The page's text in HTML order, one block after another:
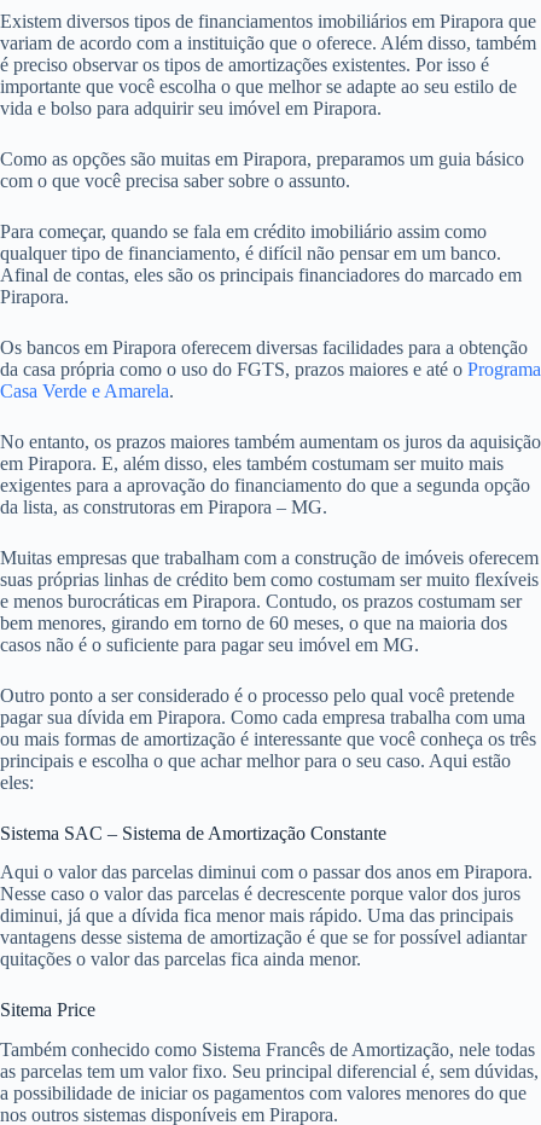
Existem diversos tipos de financiamentos imobiliários em Pirapora que
variam de acordo com a instituição que o oferece. Além disso, também
é preciso observar os tipos de amortizações existentes. Por isso é
importante que você escolha o que melhor se adapte ao seu estilo de
vida e bolso para adquirir seu imóvel em Pirapora.
Como as opções são muitas em Pirapora, preparamos um guia básico
com o que você precisa saber sobre o assunto.
Para começar, quando se fala em crédito imobiliário assim como
qualquer tipo de financiamento, é difícil não pensar em um banco.
Afinal de contas, eles são os principais financiadores do marcado em
Pirapora.
Os bancos em Pirapora oferecem diversas facilidades para a obtenção
da casa própria como o uso do FGTS, prazos maiores e até o Programa
Casa Verde e Amarela.
No entanto, os prazos maiores também aumentam os juros da aquisição
em Pirapora. E, além disso, eles também costumam ser muito mais
exigentes para a aprovação do financiamento do que a segunda opção
da lista, as construtoras em Pirapora – MG.
Muitas empresas que trabalham com a construção de imóveis oferecem
suas próprias linhas de crédito bem como costumam ser muito flexíveis
e menos burocráticas em Pirapora. Contudo, os prazos costumam ser
bem menores, girando em torno de 60 meses, o que na maioria dos
casos não é o suficiente para pagar seu imóvel em MG.
Outro ponto a ser considerado é o processo pelo qual você pretende
pagar sua dívida em Pirapora. Como cada empresa trabalha com uma
ou mais formas de amortização é interessante que você conheça os três
principais e escolha o que achar melhor para o seu caso. Aqui estão
eles:
Sistema SAC – Sistema de Amortização Constante
Aqui o valor das parcelas diminui com o passar dos anos em Pirapora.
Nesse caso o valor das parcelas é decrescente porque valor dos juros
diminui, já que a dívida fica menor mais rápido. Uma das principais
vantagens desse sistema de amortização é que se for possível adiantar
quitações o valor das parcelas fica ainda menor.
Sitema Price
Também conhecido como Sistema Francês de Amortização, nele todas
as parcelas tem um valor fixo. Seu principal diferencial é, sem dúvidas,
a possibilidade de iniciar os pagamentos com valores menores do que
nos outros sistemas disponíveis em Pirapora.